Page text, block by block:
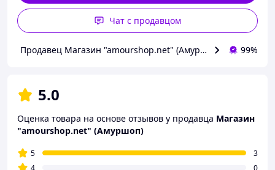
Чат с продавцом
Продавец Магазин "amourshop.net" (Амуршоп) 99%
5.0
Оценка товара на основе отзывов у продавца Магазин
"amourshop.net" (Амуршоп)
5
3
4
0